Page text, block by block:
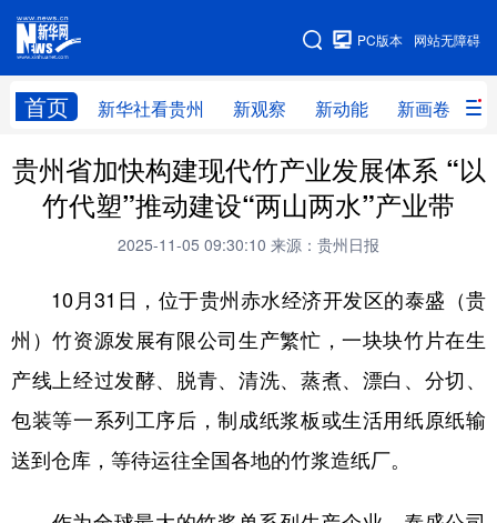
网站无障碍
PC版本
首页 新华社看贵州 新观察 新动能 新画卷
网站地图
新华社看贵州 新观察 新动能 新画卷
贵州要闻 贵州领导 人事 廉政
直播
畅游贵州 数字贵州 律动贵州 健康贵州
光影贵州 部门之窗 县区直达 企业速递
六盘水 毕节 铜仁
贵州省加快构建现代竹产业发展体系 “以
竹代塑”推动建设“两山两水”产业带
2025-11-05 09:30:10 来源：贵州日报
10月31日，位于贵州赤水经济开发区的泰盛（贵
州）竹资源发展有限公司生产繁忙，一块块竹片在生
产线上经过发酵、脱青、清洗、蒸煮、漂白、分切、
包装等一系列工序后，制成纸浆板或生活用纸原纸输
送到仓库，等待运往全国各地的竹浆造纸厂。